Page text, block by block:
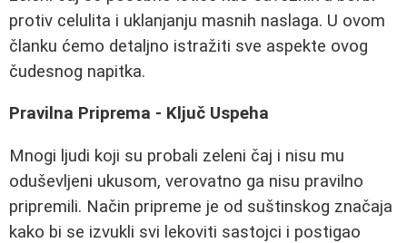
protiv celulita i uklanjanju masnih naslaga. U ovom
članku ćemo detaljno istražiti sve aspekte ovog
čudesnog napitka.
Pravilna Priprema - Ključ Uspeha
Mnogi ljudi koji su probali zeleni čaj i nisu mu
oduševljeni ukusom, verovatno ga nisu pravilno
pripremili. Način pripreme je od suštinskog značaja
kako bi se izvukli svi lekoviti sastojci i postigao